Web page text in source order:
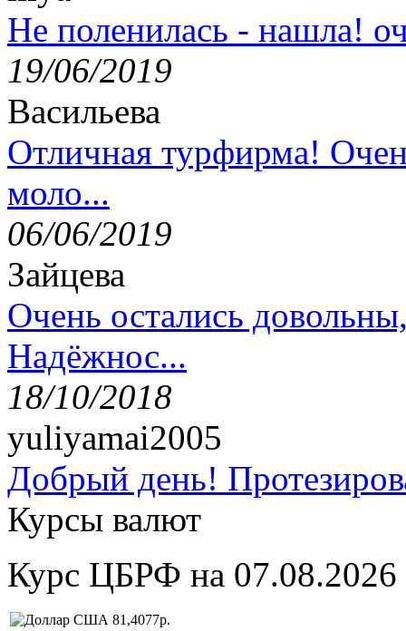
Не поленилась - нашла!
19/06/2019
Васильева
Отличная турфирма!
моло...
06/06/2019
Зайцева
Очень остались
Надёжнос...
18/10/2018
yuliyamai2005
Добрый день!
Курсы валют
Курс ЦБРФ на 07.08.2026
81,4077р.